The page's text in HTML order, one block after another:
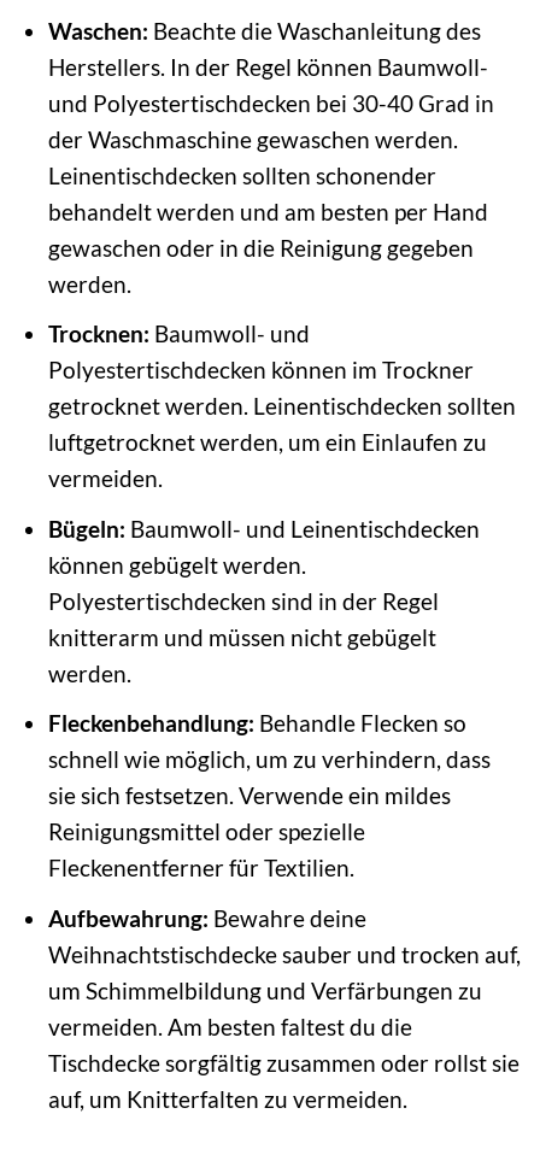
Waschen: Beachte die Waschanleitung des
Herstellers. In der Regel können Baumwoll-
und Polyestertischdecken bei 30-40 Grad in
der Waschmaschine gewaschen werden.
Leinentischdecken sollten schonender
behandelt werden und am besten per Hand
gewaschen oder in die Reinigung gegeben
werden.
Trocknen: Baumwoll- und
Polyestertischdecken können im Trockner
getrocknet werden. Leinentischdecken sollten
luftgetrocknet werden, um ein Einlaufen zu
vermeiden.
Bügeln: Baumwoll- und Leinentischdecken
können gebügelt werden.
Polyestertischdecken sind in der Regel
knitterarm und müssen nicht gebügelt
werden.
Fleckenbehandlung: Behandle Flecken so
schnell wie möglich, um zu verhindern, dass
sie sich festsetzen. Verwende ein mildes
Reinigungsmittel oder spezielle
Fleckenentferner für Textilien.
Aufbewahrung: Bewahre deine
Weihnachtstischdecke sauber und trocken auf,
um Schimmelbildung und Verfärbungen zu
vermeiden. Am besten faltest du die
Tischdecke sorgfältig zusammen oder rollst sie
auf, um Knitterfalten zu vermeiden.